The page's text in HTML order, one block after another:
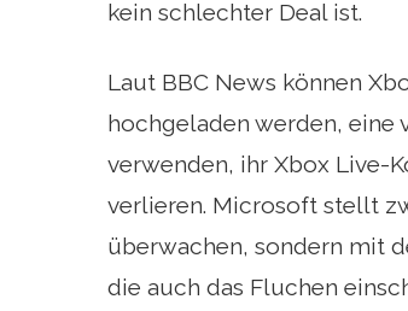
kein schlechter Deal ist.
Laut BBC News können
hochgeladen werden, eine
verwenden, ihr Xbox Live-
verlieren. Microsoft stellt
überwachen, sondern mit
die auch das Fluchen